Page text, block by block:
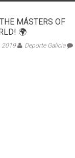
MÁSTERS OF
🌍
2019 Deporte Galicia